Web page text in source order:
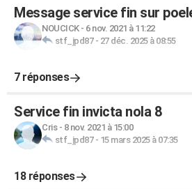
FORUM
Bricolage
Lifestyle
Culture
Sport
Auto
Television
Voyage
Cinema
Message service fin sur
NOUCICK- 6 nov. 2021 à 11:22
stf_jpd87- 27 déc. 2025 à 08:55
7 réponses
Service fin invicta nola 8
Cris- 8 nov. 2021 à 15:00
stf_jpd87- 15 mars 2025 à 07:35
18 réponses